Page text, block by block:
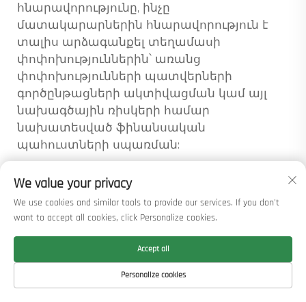
հնարավորությունը, ինչը
մատակարարներին հնարավորություն է
տալիս արձագանքել տեղամասի
փոփոխություններին՝ առանց
փոփոխությունների պատվերների
գործընթացների ակտիվացման կամ այլ
նախագծային ռիսկերի համար
նախատեսված ֆինանսական
պահուստների սպառման:
Որակի բարելավում և ռիսկերի
նվազեցում
Հիմքի տարրերի միջև
համասեռություն
Մուլտիֆունկցիոնալ սյուների մեքենաների
կողմից պահպանվող ստանդարտացված
We value your privacy
We use cookies and similar tools to provide our services. If you don't
want to accept all cookies, click Personalize cookies.
Personalize cookies
Accept all